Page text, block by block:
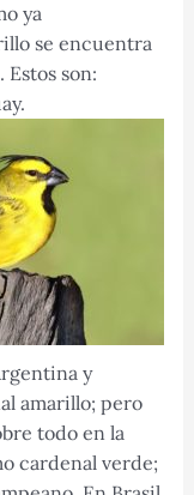
ya
se encuentra
son:
y
amarillo; pero
todo en la
cardenal verde;